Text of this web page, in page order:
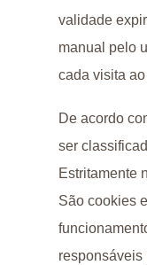
validade
manual pelo
cada visita
De acordo
ser
Estritamente
São cookies
responsáveis